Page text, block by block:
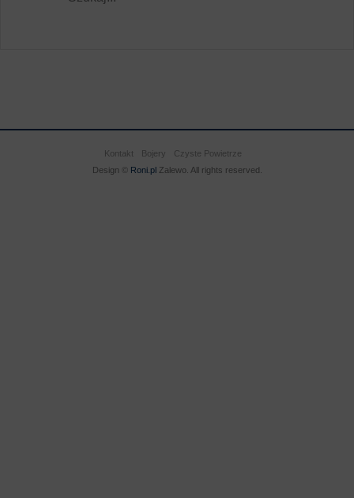
Kontakt Bojery
Czyste Powietrze
Design © Roni.plZalewo. All rights reserved.